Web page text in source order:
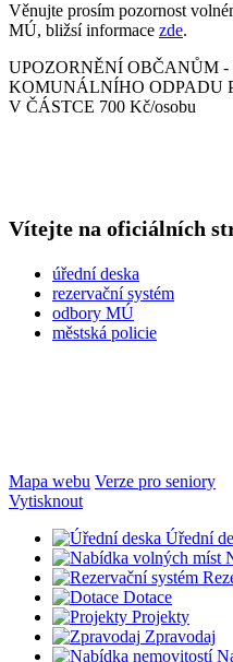
Věnujte prosím pozornost
MÚ, bližsí informace zde.
UPOZORNĚNÍ OBČANŮM
KOMUNÁLNÍHO ODPADU
V ČÁSTCE 700 Kč/osobu
Vítejte na oficiálních
úřední deska
rezervační systém
odbory MÚ
městská policie
Mapa webu Verze pro seniory
Vytisknout
Úřední
Dotace
Projekty
Zpravodaj